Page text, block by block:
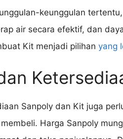
keunggulan
air secara efektif, dan
Kit menjadi pilihan yang
Sanpoly dan Kit juga
Harga Sanpoly